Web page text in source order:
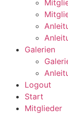
Galerien
Logout
Start
Mitglieder